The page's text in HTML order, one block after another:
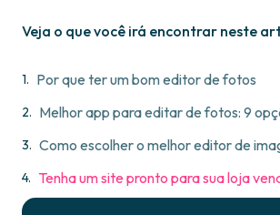
Veja o que você irá encontrar neste
Por que ter um bom editor de fotos
Melhor app para editar de fotos: 9
Como escolher o melhor editor de
Tenha um site pronto para sua loja